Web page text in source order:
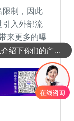
限制，因此
引入外部流
来更多的曝
广过程。
可以介绍下你们的产品么